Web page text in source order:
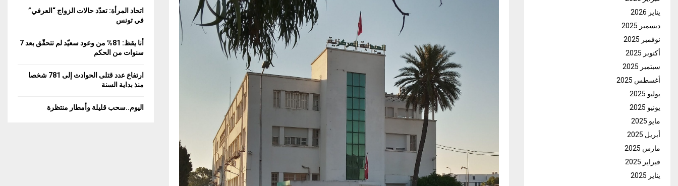
يناير 2026
ديسمبر 2025
نوفمبر 2025
أكتوبر 2025
سبتمبر 2025
أغسطس 2025
يوليو 2025
يونيو 2025
مايو 2025
أبريل 2025
مارس 2025
فبراير 2025
يناير 2025
اتحاد المرأة: تعدّد حالات الزواج “العرفي”
في تونس
أنا يقظ: 81% من وعود سعيّد لم تتحقّق بعد 7
سنوات من الحكم
ارتفاع عدد قتلى الحوادث إلى 781 شخصا
منذ بداية السنة
اليوم..سحب قليلة وأمطار منتظرة